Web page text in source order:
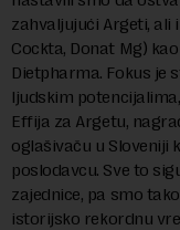
zahvaljujući Argeti, ali
Cockta, Donat Mg)
Dietpharma. Fokus je
ljudskim
Effija za Argetu,
oglašivaču u Sloveniji
poslodavcu. Sve to
zajednice, pa smo
istorijsko rekordnu